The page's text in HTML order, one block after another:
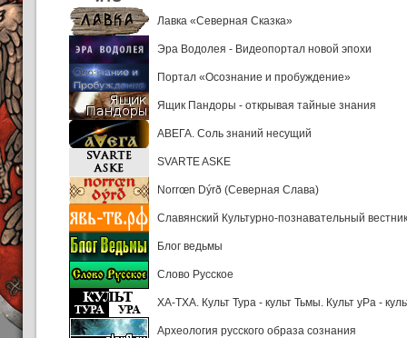
Лавка «Северная Сказка»
Эра Водолея - Видеопортал новой эпохи
Портал «Осознание и пробуждение»
Ящик Пандоры - открывая тайные знания
АВЕГА. Соль знаний несущий
SVARTE ASKE
Norrœn Dýrð (Северная Слава)
Славянский Культурно-познавательный вестник
Блог ведьмы
Слово Русское
ХА-ТХА. Культ Тура - культ Тьмы. Культ уРа -
Археология русского образа сознания